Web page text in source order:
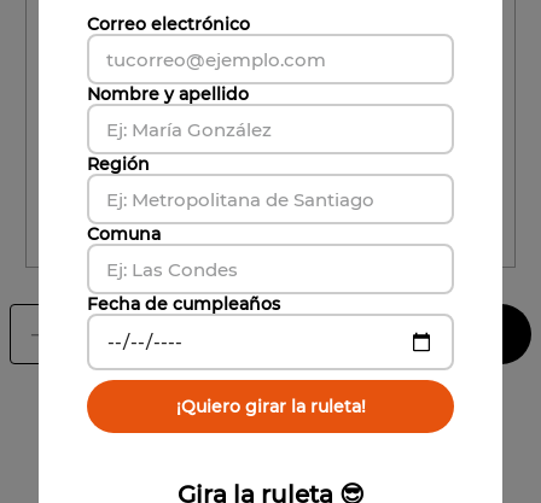
Región
Región
Comuna
＋
－ Agregar al carrito
Gira la ruleta 😎
Correo electrónico
Nombre y apellido
Región
Comuna
Fecha de cumpleaños
¡Quiero girar la ruleta!